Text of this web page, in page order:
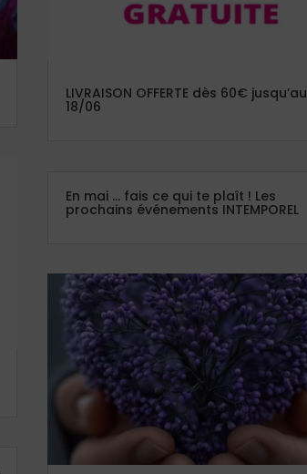
LIVRAISON OFFERTE dès 60€ jusqu’au
18/06
En mai … fais ce qui te plaît ! Les
prochains événements INTEMPOREL